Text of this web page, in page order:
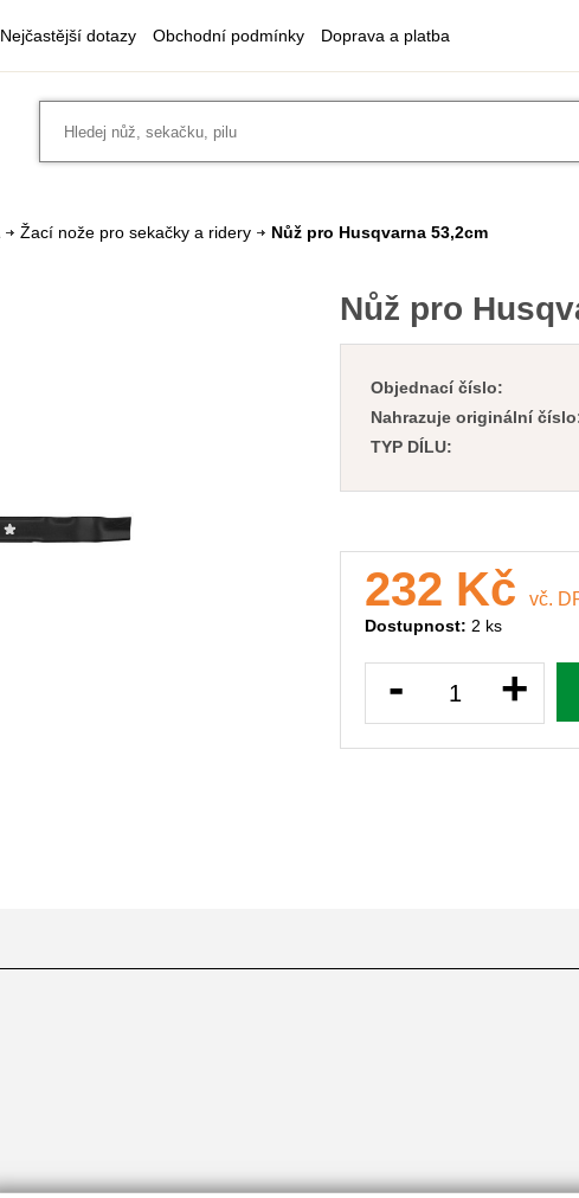
Nejčastější dotazy Obchodní podmínky Doprava a platba
Žací nože pro sekačky a ridery Nůž pro Husqvarna 53,2cm
Nůž pro
Objednací číslo:
Nahrazuje originální
TYP DÍLU:
232 Kč vč.
Dostupnost: 2 ks
- +